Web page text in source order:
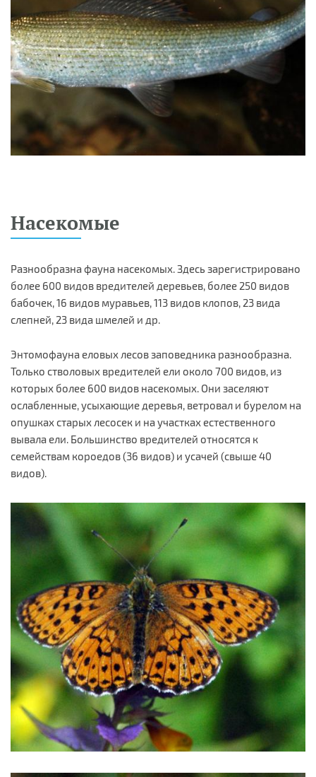
Насекомые
Разнообразна фауна насекомых. Здесь зарегистрировано
более 600 видов вредителей деревьев, более 250 видов
бабочек, 16 видов муравьев, 113 видов клопов, 23 вида
слепней, 23 вида шмелей и др.
Энтомофауна еловых лесов заповедника разнообразна.
Только стволовых вредителей ели около 700 видов, из
которых более 600 видов насекомых. Они заселяют
ослабленные, усыхающие деревья, ветровал и бурелом на
опушках старых лесосек и на участках естественного
вывала ели. Большинство вредителей относятся к
семействам короедов (36 видов) и усачей (свыше 40
видов).